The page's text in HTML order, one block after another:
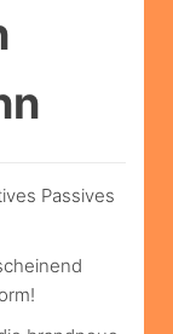
Passives